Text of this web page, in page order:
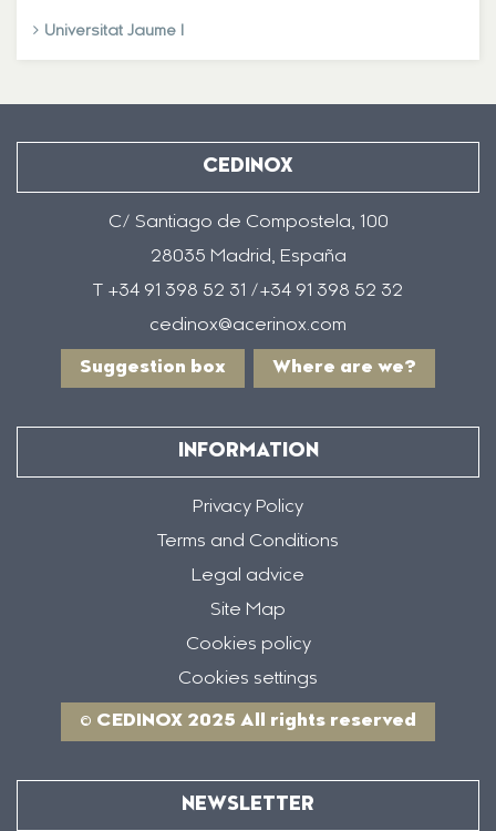
Universitat Jaume I
CEDINOX
C/ Santiago de Compostela, 100
28035 Madrid, España
T +34 91 398 52 31 /+34 91 398 52 32
cedinox@acerinox.com
Suggestion box Where are we?
INFORMATION
Privacy Policy
Terms and Conditions
Legal advice
Site Map
Cookies policy
Cookies settings
© CEDINOX 2025 All rights reserved
NEWSLETTER